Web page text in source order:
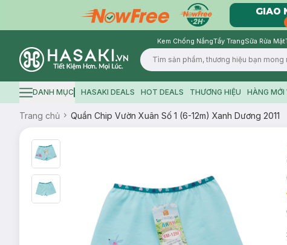
Kem Chống NắngTẩy TrangSữa Rửa Mặt
Logo
Hamburger icon
DANH MỤC HASAKI DEALS HOT DEALS THƯƠNG HIỆU HÀNG MỚI
Trang chủ Quần Chip Vườn Xuân Số 1 (6-12m) Xanh Dương 2011